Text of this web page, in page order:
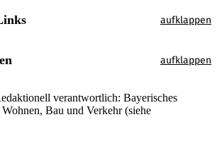
verantwortlich: Bayerisches
Bau und Verkehr (siehe